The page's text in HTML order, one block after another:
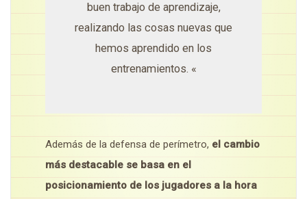
buen trabajo de aprendizaje,
realizando las cosas nuevas que
hemos aprendido en los
entrenamientos. «
Además de la defensa de perímetro, el cambio
más destacable se basa en el
posicionamiento de los jugadores a la hora